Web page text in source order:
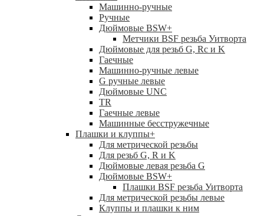
Машинно-ручные
Ручные
Дюймовые BSW+
Метчики BSF резьба Уитворта
Дюймовые для резьб G, Rc и K
Гаечные
Машинно-ручные левые
G ручные левые
Дюймовые UNC
TR
Гаечные левые
Машинные бесстружечные
Плашки и клуппы+
Для метрической резьбы
Для резьб G, R и K
Дюймовые левая резьба G
Дюймовые BSW+
Плашки BSF резьба Уитворта
Для метрической резьбы левые
Клуппы и плашки к ним